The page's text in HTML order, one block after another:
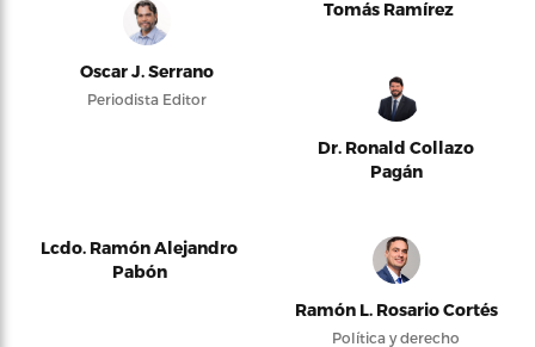
Oscar J. Serrano
Periodista Editor
Tomás Ramírez
Dr. Ronald Collazo
Pagán
Lcdo. Ramón Alejandro
Pabón
Ramón L. Rosario Cortés
Política y derecho